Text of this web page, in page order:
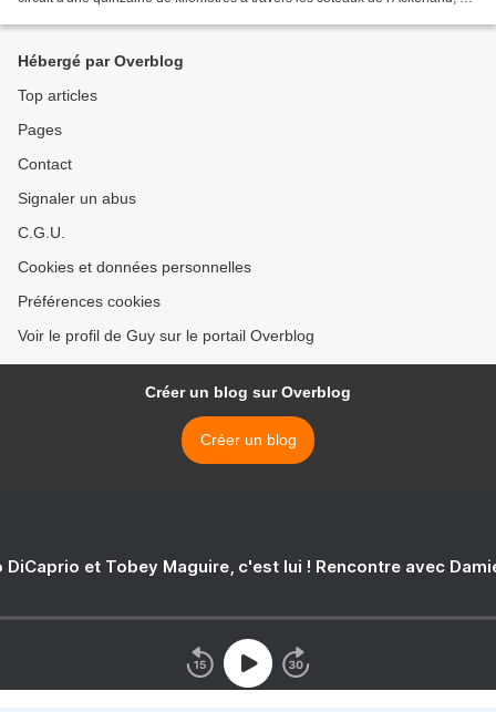
Hébergé par Overblog
Top articles
Pages
Contact
Signaler un abus
C.G.U.
Cookies et données personnelles
Préférences cookies
Voir le profil de Guy sur le portail Overblog
Créer un blog sur Overblog
Créer un blog
DiCaprio et Tobey Maguire, c'est lui ! Rencontre avec